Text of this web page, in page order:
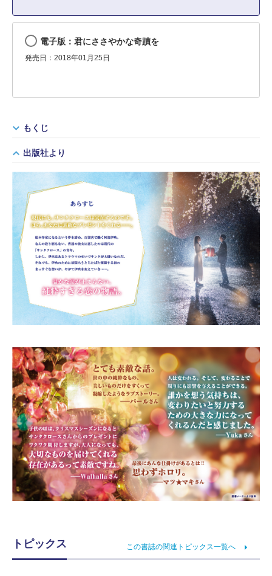
電子版：君にささやかな奇蹟を
発売日：2018年01月25日
もくじ
出版社より
トピックス この書誌の関連トピックス一覧へ